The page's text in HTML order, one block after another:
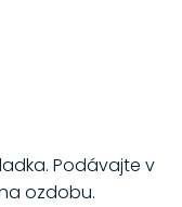
Podávajte v
ozdobu.